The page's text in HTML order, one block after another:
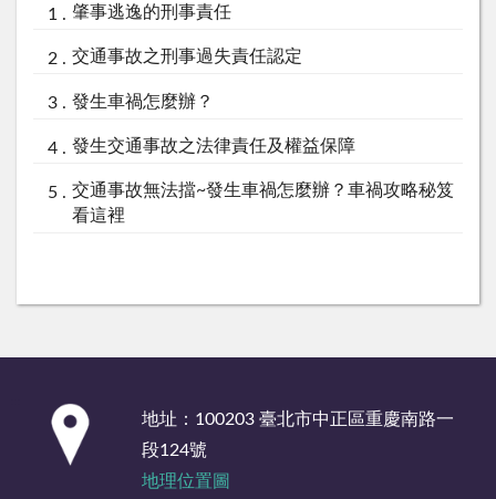
肇事逃逸的刑事責任
交通事故之刑事過失責任認定
發生車禍怎麼辦？
發生交通事故之法律責任及權益保障
交通事故無法擋~發生車禍怎麼辦？車禍攻略秘笈
看這裡
地址：100203 臺北市中正區重慶南路一
段124號
地理位置圖